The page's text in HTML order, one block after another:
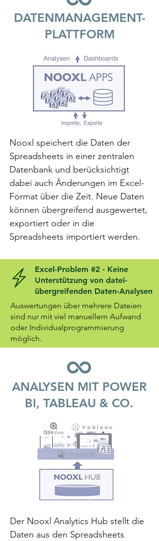
DATENMANAGEMENT-
PLATTFORM
Nooxl speichert die Daten der
Spreadsheets in einer zentralen
Datenbank und berücksichtigt
dabei auch Änderungen im Excel-
Format über die Zeit. Neue Daten
können übergreifend ausgewertet,
exportiert oder in die
Spreadsheets importiert werden.
Excel-Problem #2 - Keine
Unterstützung von datei-
übergreifenden Daten-Analysen
Auswertungen über mehrere Dateien
sind nur mit viel manuellem Aufwand
oder Individualprogrammierung
möglich.
ANALYSEN MIT POWER
BI, TABLEAU & CO.
Der Nooxl Analytics Hub stellt die
Daten aus den Spreadsheets